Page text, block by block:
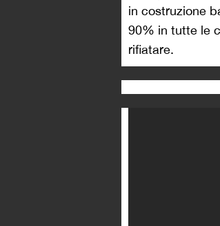
in costruzione
90% in tutte le
rifiatare.